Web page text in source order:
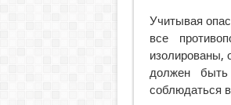
Учитывая
все
изолированы,
должен быть
соблюдаться